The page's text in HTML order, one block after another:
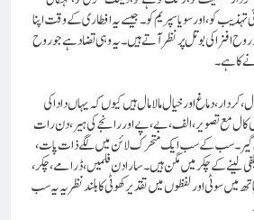
کو، اور سویا سپریم کو۔ جیسے یہ افطاری کے وقت اپنا
افزا کی بوتل پر نظر آتےہیں۔ یہ وہی تضاد ہے جو روح
کا ہے۔
دماغ اور خیال مالا مال ہیں کیوں کہ یہاں دادا کی
کی کال مع تصویر، الف، بے ، پے اور رانجے کی ہیر، دن رات
گیر ۔ سب کے سب ایک متحرک لائن میں لگے ذات پات،
لینے کے چکر میں مگن ہیں۔ سارا دن فلمیں، ڈرامے، چکر،
میں سوٹی اور لفظوں میں تقدیر کھوٹی کا بلند نظریہ یہ سب